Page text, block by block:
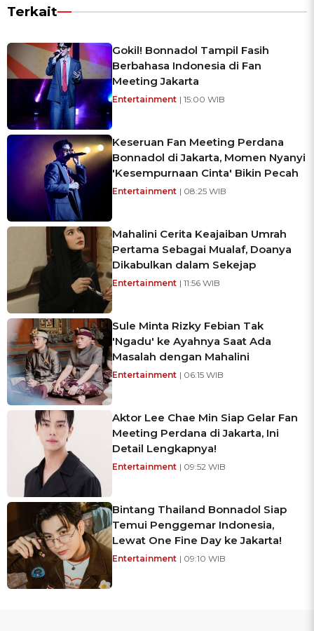
Terkait
Gokil! Bonnadol Tampil Fasih
Berbahasa Indonesia di Fan
Meeting Jakarta
Entertainment | 15:00 WIB
Keseruan Fan Meeting Perdana
Bonnadol di Jakarta, Momen Nyanyi
'Kesempurnaan Cinta' Bikin Pecah
Entertainment | 08:25 WIB
Mahalini Cerita Keajaiban Umrah
Pertama Sebagai Mualaf, Doanya
Dikabulkan dalam Sekejap
Entertainment | 11:56 WIB
Sule Minta Rizky Febian Tak
'Ngadu' ke Ayahnya Saat Ada
Masalah dengan Mahalini
Entertainment | 06:15 WIB
Aktor Lee Chae Min Siap Gelar Fan
Meeting Perdana di Jakarta, Ini
Detail Lengkapnya!
Entertainment | 09:52 WIB
Bintang Thailand Bonnadol Siap
Temui Penggemar Indonesia,
Lewat One Fine Day ke Jakarta!
Entertainment | 09:10 WIB